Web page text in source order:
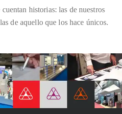
historias: las de nuestros
de aquello que los hace únicos.